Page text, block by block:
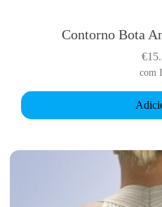
Contorno Bota
€
com